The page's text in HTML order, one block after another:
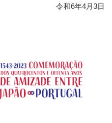
令和6年4月3日